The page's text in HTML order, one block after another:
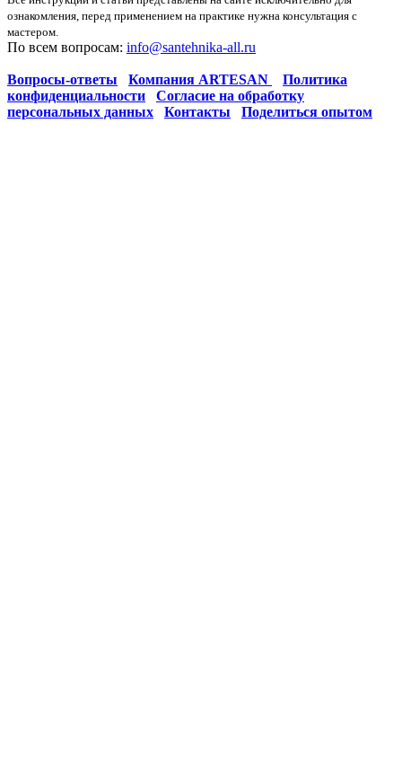
ознакомления, перед применением на практике нужна консультация с
мастером.
По всем вопросам: info@santehnika-all.ru
Вопросы-ответы Компания ARTESAN
Политика
конфиденциальности
Согласие на обработку
персональных данных
Контакты Поделиться опытом